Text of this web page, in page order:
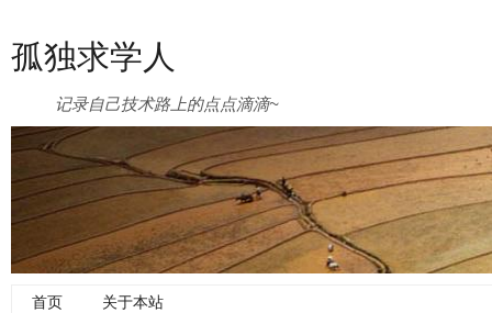
孤独求学人
记录自己技术路上的点点滴滴~
首页 关于本站